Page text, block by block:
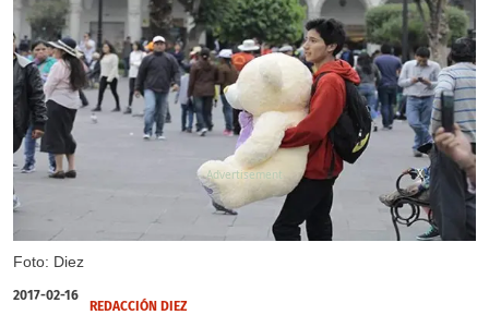
Foto: Diez
X
2017-02-16
REDACCIÓN DIEZ